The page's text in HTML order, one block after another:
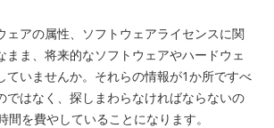
ェアの属性、ソフトウェアライセンスに関
まま、将来的なソフトウェアやハードウェ
ていませんか。それらの情報が1か所ですべ
ではなく、探しまわらなければならないの
間を費やしていることになります。